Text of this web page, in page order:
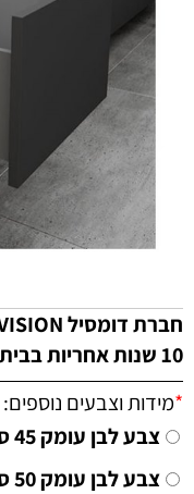
חברת דומסיל VISION
10 שנות אחריות בבית הלקוח
*מידות וצבעים נוספים:
צבע לבן עומק 45 סמ 40 קג
צבע לבן עומק 50 סמ 40 קג